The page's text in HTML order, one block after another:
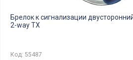
Брелок к сигнализации
2-way TX
Код: 55487